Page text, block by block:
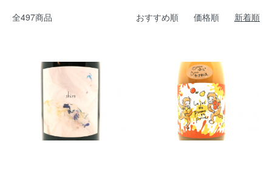
全497商品 おすすめ順 価格順 新着順